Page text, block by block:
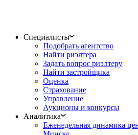
Специалисты
Подобрать агентство
Найти риэлтера
Задать вопрос риэлтеру
Найти застройщика
Оценка
Страхование
Управление
Аукционы и конкурсы
Аналитика
Еженедельная динамика